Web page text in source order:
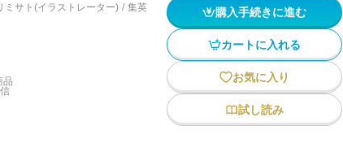
ミサト(イラストレーター) / 集英
品
購入手続きに進む
カートに入れる
お気に入り
試し読み